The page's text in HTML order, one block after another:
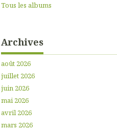
Tous les albums
Archives
août 2026
juillet 2026
juin 2026
mai 2026
avril 2026
mars 2026